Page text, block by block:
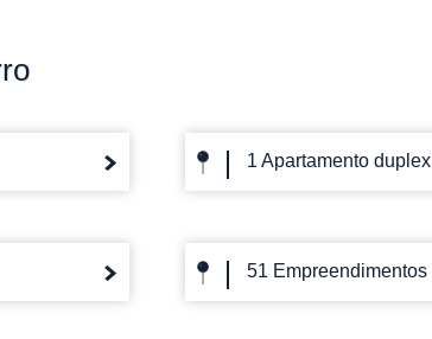
1 Apartamento duplex
51 Empreendimentos